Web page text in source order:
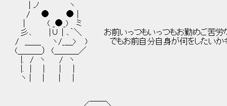
| ノ ヽ
/ ● ● |
| ( _●_) ミ
彡､ |∪ | ､｀＼ お前いっつもいっつもお勤めご苦労な
/ ＿＿ ヽ/_＿> ) でもお前自分自身が何をしたいか考
(＿＿＿） (＿＿＿／
|. / ヽ / ヽ
ヽ | ｜ ｜ ｜